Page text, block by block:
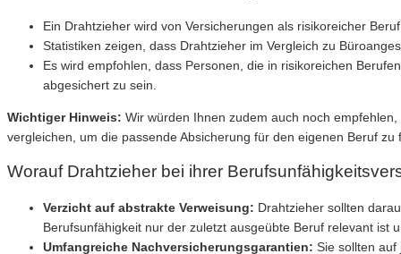
Ein Drahtzieher wird von Versicherungen als risikoreicher
Statistiken zeigen, dass Drahtzieher im Vergleich zu
Es wird empfohlen, dass Personen, die in risikoreichen
abgesichert zu sein.
Wichtiger Hinweis: Wir würden Ihnen zudem auch noch
vergleichen, um die passende Absicherung für den eigenen Beruf
Worauf Drahtzieher bei ihrer
Verzicht auf abstrakte Verweisung: Drahtzieher sollten
Berufsunfähigkeit nur der zuletzt ausgeübte Beruf relevant ist
Umfangreiche Nachversicherungsgarantien: Sie sollten